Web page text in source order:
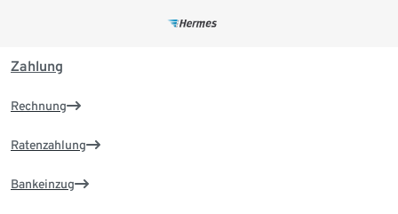
Zahlung
Rechnung
Ratenzahlung
Bankeinzug